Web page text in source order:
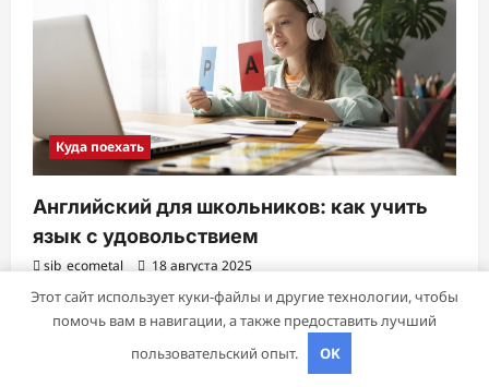
Куда поехать
Английский для школьников: как учить
язык с удовольствием
sib_ecometal 18 августа 2025
Этот сайт использует куки-файлы и другие технологии, чтобы
помочь вам в навигации, а также предоставить лучший
пользовательский опыт.
OK